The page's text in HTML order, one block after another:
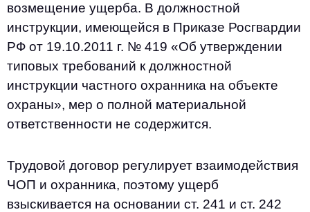
возмещение ущерба. В должностной
инструкции, имеющейся в Приказе Росгвардии
РФ от 19.10.2011 г. № 419 «Об утверждении
типовых требований к должностной
инструкции частного охранника на объекте
охраны», мер о полной материальной
ответственности не содержится.
Трудовой договор регулирует взаимодействия
ЧОП и охранника, поэтому ущерб
взыскивается на основании ст. 241 и ст. 242